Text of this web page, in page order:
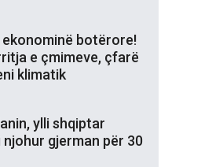
ekonominë botërore!
e çmimeve, çfarë
klimatik
ylli shqiptar
gjerman për 30